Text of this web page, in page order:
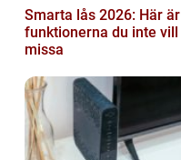
Smarta lås 2026: Här är
funktionerna du inte vill
missa